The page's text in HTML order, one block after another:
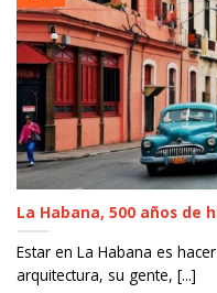
La Habana, 500 años de
Estar en La Habana es
arquitectura, su gente, [...]